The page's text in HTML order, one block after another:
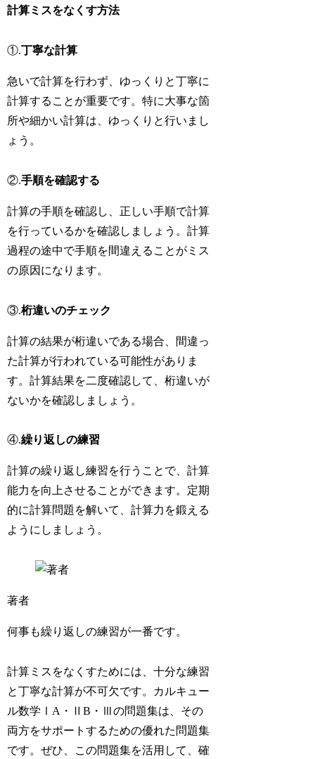
計算ミスをなくす方法
①.丁寧な計算
急いで計算を行わず、ゆっくりと丁寧に
計算することが重要です。特に大事な箇
所や細かい計算は、ゆっくりと行いまし
ょう。
②.手順を確認する
計算の手順を確認し、正しい手順で計算
を行っているかを確認しましょう。計算
過程の途中で手順を間違えることがミス
の原因になります。
③.桁違いのチェック
計算の結果が桁違いである場合、間違っ
た計算が行われている可能性がありま
す。計算結果を二度確認して、桁違いが
ないかを確認しましょう。
④.繰り返しの練習
計算の繰り返し練習を行うことで、計算
能力を向上させることができます。定期
的に計算問題を解いて、計算力を鍛える
ようにしましょう。
著者
何事も繰り返しの練習が一番です。
計算ミスをなくすためには、十分な練習
と丁寧な計算が不可欠です。
カルキュー
ル数学ⅠA・ⅡB・Ⅲの問題集は、その
両方をサポートするための優れた問題集
です。ぜひ、この問題集を活用して、確